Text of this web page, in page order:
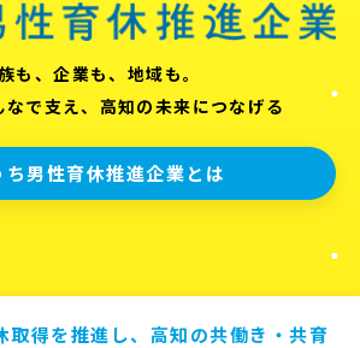
も、企業も、地域も。
なで支え、高知の未来につなげる
ち男性育休推進企業とは
取得を推進し、高知の共働き・共育